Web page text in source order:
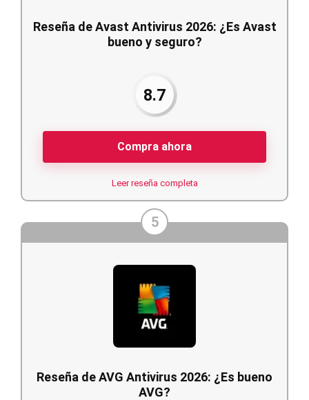
Reseña de Avast Antivirus 2026: ¿Es Avast
bueno y seguro?
8.7
Compra ahora
Leer reseña completa
5
Reseña de AVG Antivirus 2026: ¿Es bueno
AVG?